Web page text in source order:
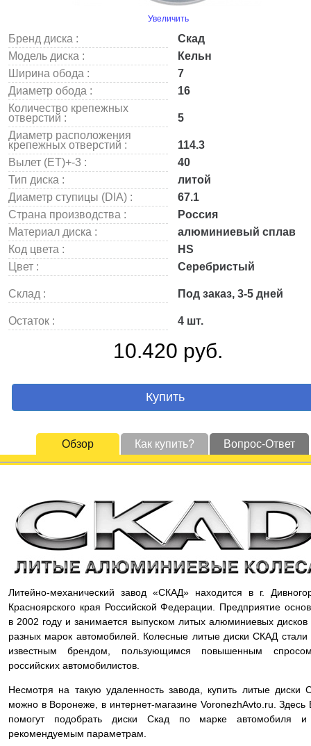
Увеличить
Бренд диска :
Скад
Модель диска :
Кельн
Ширина обода :
7
Диаметр обода :
16
Количество крепежных
отверстий :
5
Диаметр расположения
крепежных отверстий :
114.3
Вылет (ET)+-3 :
40
Тип диска :
литой
Диаметр ступицы (DIA) :
67.1
Страна производства :
Россия
Материал диска :
алюминиевый сплав
Код цвета :
HS
Цвет :
Серебристый
Склад : Под заказ, 3-5 дней
Остаток : 4 шт.
10.420 руб.
Купить
Обзор Как купить? Вопрос-Ответ
Литейно-механический завод «СКАД» находится в г.
Красноярского края Российской Федерации. Предприятие
в 2002 году и занимается выпуском литых алюминиевых дисков
разных марок автомобилей. Колесные литые диски СКАД стали
известным брендом, пользующимся повышенным
российских автомобилистов.
Несмотря на такую удаленность завода, купить литые диски
можно в Воронеже, в интернет-магазине VoronezhAvto.ru. Здесь
помогут подобрать диски Скад по марке автомобиля
рекомендуемым параметрам.